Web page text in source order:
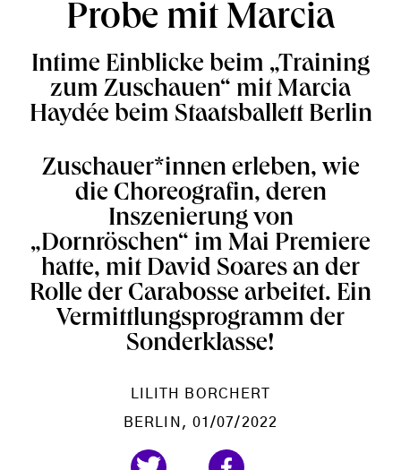
Probe mit Marcia
Intime Einblicke beim „Training
zum Zuschauen“ mit Marcia
Haydée beim Staatsballett Berlin
Zuschauer*innen erleben, wie
die Choreografin, deren
Inszenierung von
„Dornröschen“ im Mai Premiere
hatte, mit David Soares an der
Rolle der Carabosse arbeitet. Ein
Vermittlungsprogramm der
Sonderklasse!
LILITH BORCHERT
BERLIN , 01/07/2022